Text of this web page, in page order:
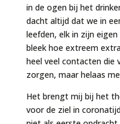
in de ogen bij het
dacht altijd dat we in
leefden, elk in zijn
bleek hoe extreem
heel veel contacten die
zorgen, maar helaas
Het brengt mij bij het
voor de ziel in